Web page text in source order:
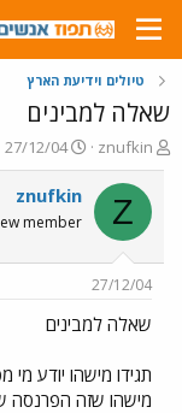
טיולים וידיעת הארץ
שאלה למבינים
פ
ו
ת
ח
ה
ש
א
znufkin
פ
ו
ר
ס
ם
ר
27/12/04
Z
znufkin
member
27/12/04
שאלה למבינים
תגידו מישהו יודע
מישהו שזה הפרנסה